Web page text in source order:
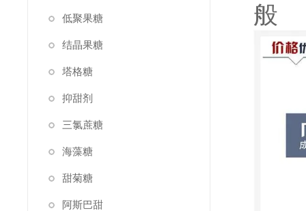
低聚果糖
结晶果糖
塔格糖
抑甜剂
三氯蔗糖
海藻糖
甜菊糖
阿斯巴甜